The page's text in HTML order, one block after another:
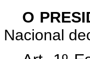
O
Nacional